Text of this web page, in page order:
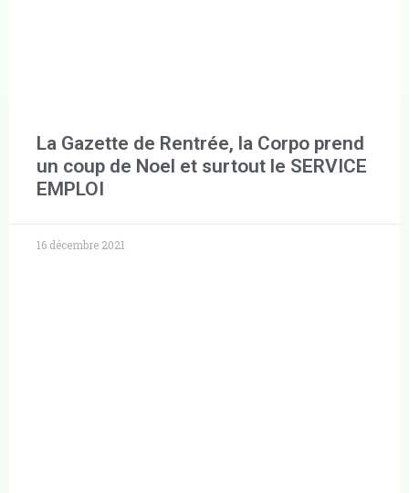
La Gazette de Rentrée, la Corpo prend
un coup de Noel et surtout le SERVICE
EMPLOI
16 décembre 2021